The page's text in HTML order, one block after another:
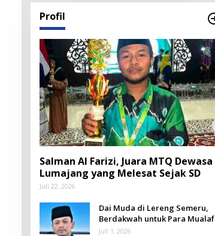
Profil
Salman Al Farizi, Juara MTQ Dewasa
Lumajang yang Melesat Sejak SD
Juli 22, 2026
Dai Muda di Lereng Semeru,
Berdakwah untuk Para Mualaf
Juli 1, 2026